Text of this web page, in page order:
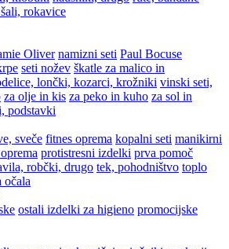
rokavice
Oliver namizni seti Paul Bocuse
seti nožev škatle za malico in
lončki, kozarci, krožniki vinski seti,
za olje in kis za peko in kuho za sol in
podstavki
sveče fitnes oprema kopalni seti manikirni
protistresni izdelki prva pomoč
robčki, drugo tek, pohodništvo toplo
očala
ostali izdelki za higieno promocijske